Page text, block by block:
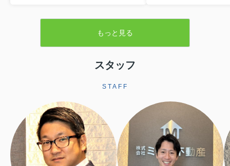
重なると、最終的に手元に残る金額のイ
譲渡所得税や住民税といった税金、空き
家の譲渡所得の3,000万円特別控除といっ
ておくことが大切です。この記事では、
やすい費用や税金の基本から、解体費補
法まで、順を追って分かりやすく解説し
ます。読み進めていただくことで、おお
よその手取り額の考...
ことで、農業以外の用途
されますが、その一方で
地並みの評価となり、税
ます。また、相続税に...
もっと見る
スタッフ
STAFF